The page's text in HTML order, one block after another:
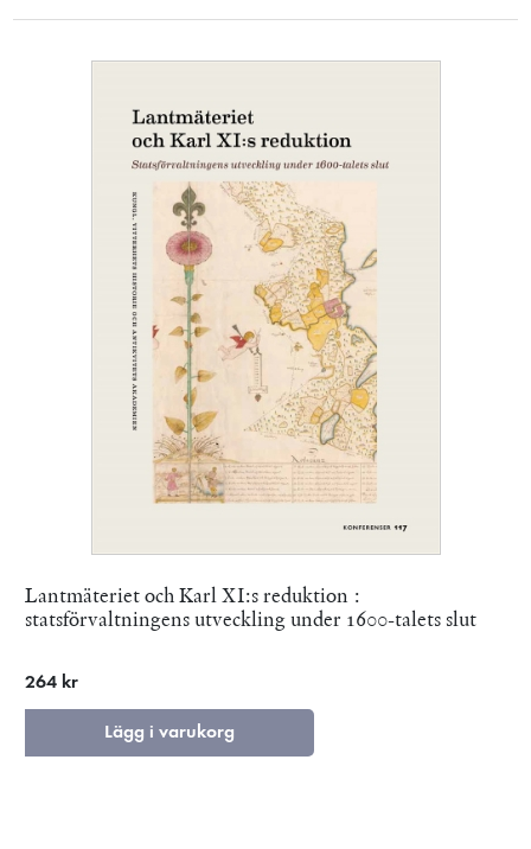
Lantmäteriet och Karl XI:s reduktion :
statsförvaltningens utveckling under 1600-talets slut
264 kr
Lägg i varukorg